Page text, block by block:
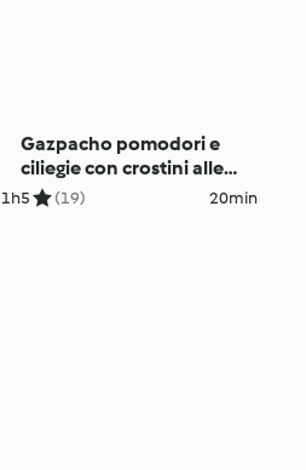
1h
Gazpacho pomodori e
ciliegie con crostini alle
erbe
5 (19) 20min